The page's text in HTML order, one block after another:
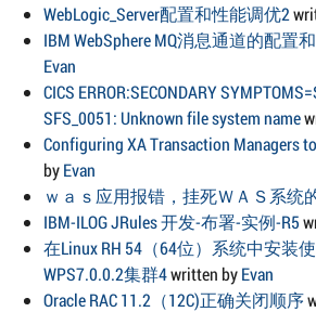
WebLogic_Server配置和性能调优2
IBM WebSphere MQ消息通道的配置
Evan
CICS ERROR:SECONDARY
SFS_0051: Unknown file system name
Configuring XA Transaction Managers
byEvan
ｗａｓ应用报错，挂死ＷＡＳ系统
IBM-ILOG JRules 开发-布署-实例-R5
在Linux RH 54（64位）系统中安装
WPS7.0.0.2集群4written byEvan
Oracle RAC 11.2（12C)正确关闭顺序